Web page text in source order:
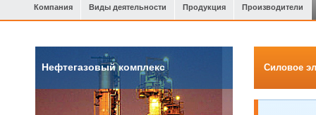
Компания Виды деятельности Продукция Производители
Нефтегазовый комплекс Силовое